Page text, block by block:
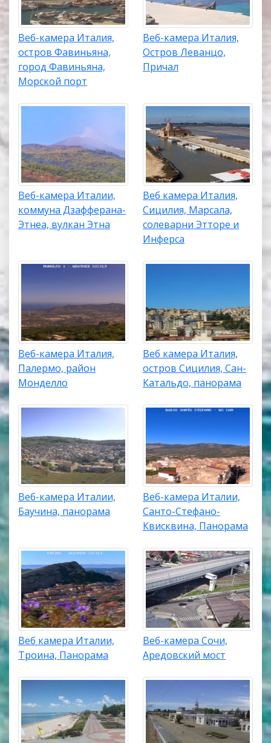
Веб-камера Италия,
остров Фавиньяна,
город Фавиньяна,
Морской порт
Веб-камера Италия,
Остров Леванцо,
Причал
Веб-камера Италии,
коммуна Дзафферана-
Этнеа, вулкан Этна
Веб камера Италия,
Сицилия, Марсала,
солеварни Этторе и
Инферса
Веб-камера Италия,
Палермо, район
Монделло
Веб камера Италия,
остров Сицилия, Сан-
Катальдо, панорама
Веб-камера Италии,
Баучина, панорама
Веб-камера Италии,
Санто-Стефано-
Квисквина, Панорама
Веб камера Италии,
Троина, Панорама
Веб-камера Сочи,
Аредовский мост